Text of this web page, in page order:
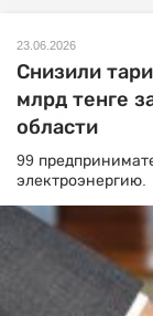
23.06.2026
Снизили
млрд тенге
области
99
электроэнергию.